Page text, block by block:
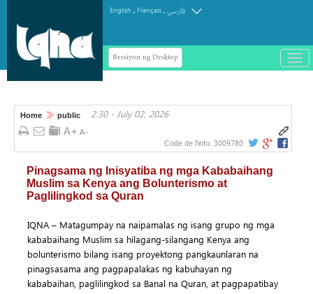
English . Français.فارسی
Bersiyon ng Desktop
باز
و
Home public 2:30 - July 02, 2026
Code de l'info: 3009780
Pinagsama ng Inisyatiba ng mga Kababaihang
Muslim sa Kenya ang Bolunterismo at
Paglilingkod sa Quran
IQNA – Matagumpay na naipamalas ng isang grupo ng mga
kababaihang Muslim sa hilagang-silangang Kenya ang
bolunterismo bilang isang proyektong pangkaunlaran na
pinagsasama ang pagpapalakas ng kabuhayan ng
kababaihan, paglilingkod sa Banal na Quran, at pagpapatibay